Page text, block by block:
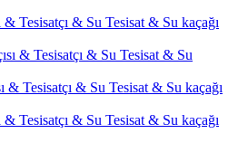
& Tesisatçı & Su Tesisat & Su kaçağı
& Tesisatçı & Su Tesisat & Su
& Tesisatçı & Su Tesisat & Su kaçağı
& Tesisatçı & Su Tesisat & Su kaçağı